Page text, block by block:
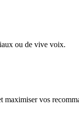
ou de vive voix.
maximiser vos